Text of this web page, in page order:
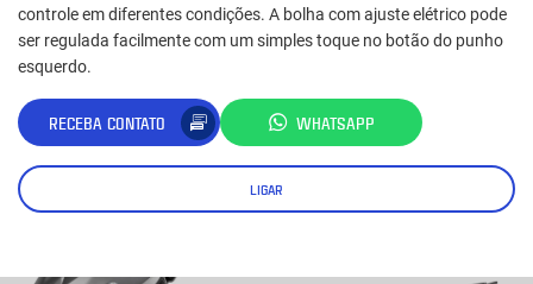
controle em diferentes condições. A bolha com ajuste elétrico pode
ser regulada facilmente com um simples toque no botão do punho
esquerdo.
RECEBA CONTATO WHATSAPP
LIGAR